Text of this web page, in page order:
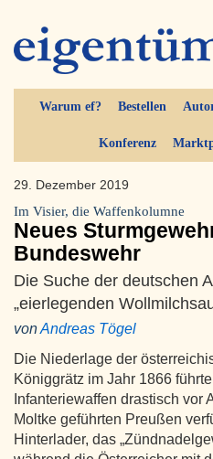
Warum ef? Bestellen
Konferenz
29. Dezember 2019
Im Visier, die Waffenkolumne
Neues
Bundeswehr
Die Suche der deutschen
„eierlegenden
vonAndreas Tögel
Die Niederlage der
Königgrätz im Jahr 1866
Infanteriewaffen drastisch vor
Moltke geführten Preußen
Hinterlader, das